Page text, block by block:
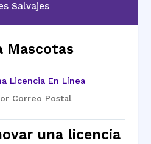
Salvajes
Mascotas
Licencia En Línea
Correo Postal
una licencia